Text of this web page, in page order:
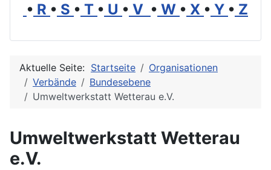
• R • S • T • U • V • W • X • Y • Z
Aktuelle Seite: Startseite
Organisationen
Verbände
Bundesebene
Umweltwerkstatt Wetterau e.V.
Umweltwerkstatt Wetterau
e.V.